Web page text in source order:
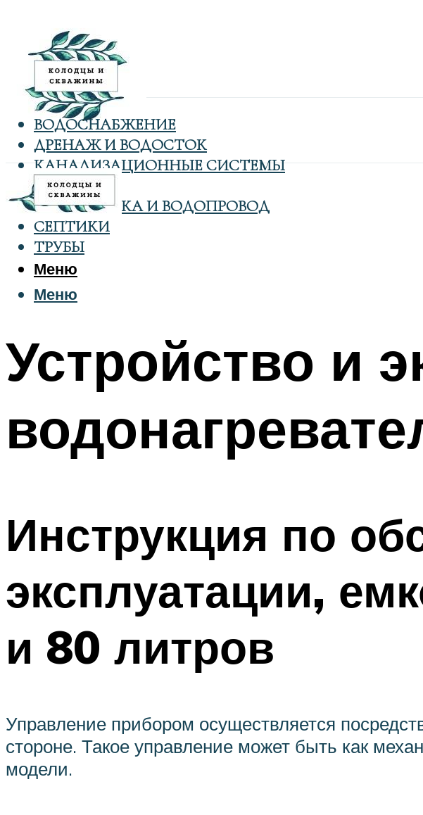
ВОДОСНАБЖЕНИЕ
ДРЕНАЖ И ВОДОСТОК
КАНАЛИЗАЦИОННЫЕ СИСТЕМЫ
КОЛОДЦЫ
САНТЕХНИКА И ВОДОПРОВОД
СЕПТИКИ
ТРУБЫ
Меню
Меню
Устройство и
Инструкция по
эксплуатации,
и 80 литров
Управление прибором осуществляется
стороне. Такое управление может быть как
модели.